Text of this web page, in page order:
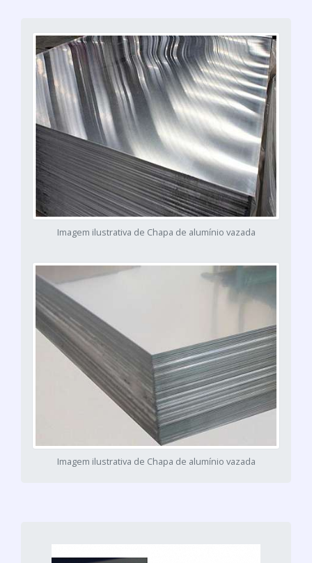
Imagem ilustrativa de Chapa de alumínio vazada
Imagem ilustrativa de Chapa de alumínio vazada